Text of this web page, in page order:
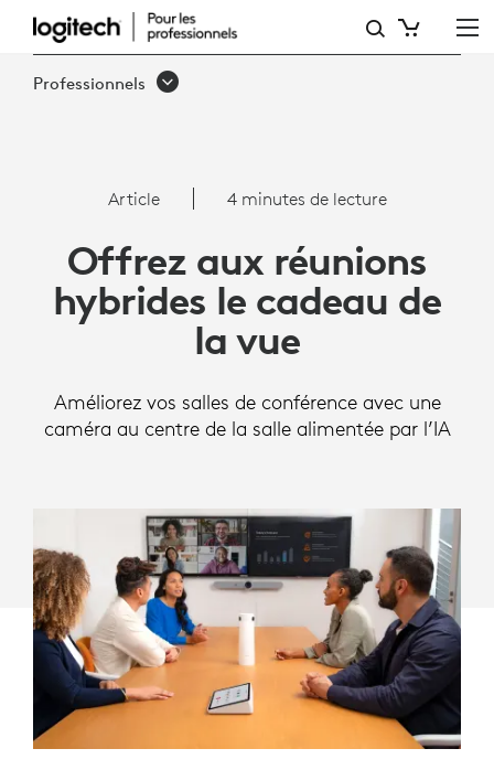
ARTICLE:
AMÉLIORER
HYBRIDES
AVEC
SIGHT
Professionnels
Article 4 minutes de lecture
Offrez aux réunions
hybrides le cadeau de
la vue
Améliorez vos salles de conférence avec une
caméra au centre de la salle alimentée par l’IA